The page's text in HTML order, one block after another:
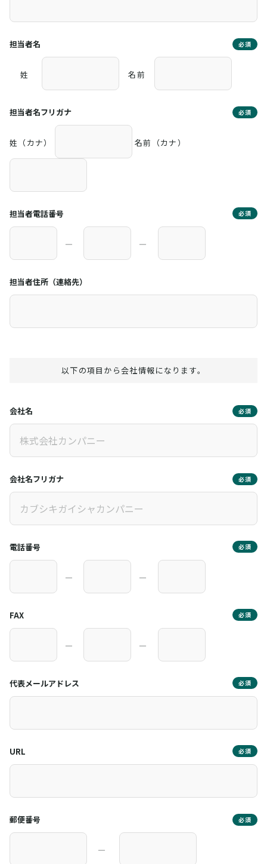
担当者名 必須
姓 名前
担当者名フリガナ 必須
姓（カナ） 名前（カナ）
担当者電話番号 必須
― ―
担当者住所（連絡先）
以下の項目から会社情報になります。
会社名 必須
会社名フリガナ 必須
電話番号 必須
― ―
FAX 必須
― ―
代表メールアドレス 必須
URL 必須
郵便番号 必須
―